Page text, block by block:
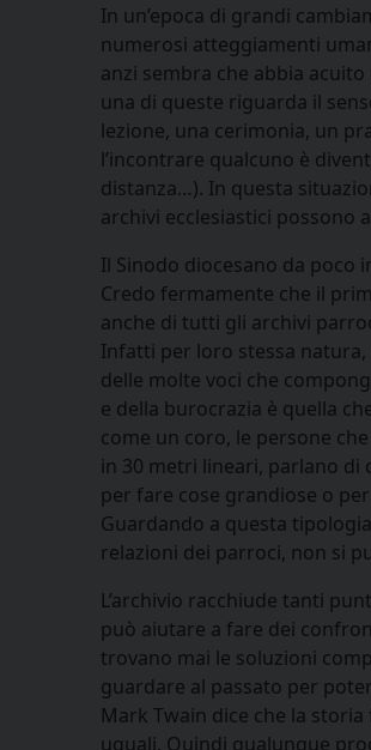
In un’epoca di grandi
numerosi atteggiamenti
anzi sembra che abbia
una di queste riguarda il
lezione, una cerimonia, un
l’incontrare qualcuno è
distanza…). In questa
archivi ecclesiastici possono
Il Sinodo diocesano da poco
Credo fermamente che il
anche di tutti gli archivi
Infatti per loro stessa
delle molte voci che
e della burocrazia è quella
come un coro, le persone
in 30 metri lineari, parlano
per fare cose grandiose o
Guardando a questa
relazioni dei parroci, non si
L’archivio racchiude tanti
può aiutare a fare dei
trovano mai le soluzioni
guardare al passato per
Mark Twain dice che la
uguali. Quindi qualunque